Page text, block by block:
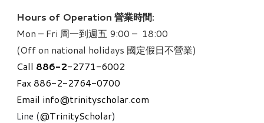
Hours of Operation 營業時間:
Mon – Fri 周一到週五 9:00 – 18:00
(Off on national holidays 國定假日不營業)
Call 886-2-2771-6002
Fax 886-2-2764-0700
Email info@trinityscholar.com
Line (@TrinityScholar)